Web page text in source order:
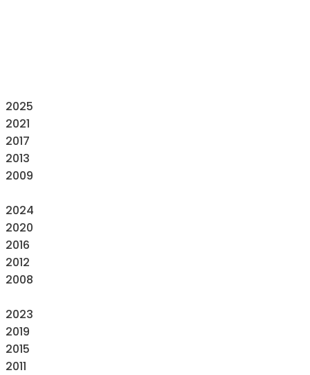
2025
2021
2017
2013
2009
2024
2020
2016
2012
2008
2023
2019
2015
2011